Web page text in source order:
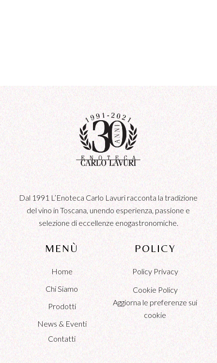
Dal 1991 L’Enoteca Carlo Lavuri racconta la tradizione
del vino in Toscana, unendo esperienza, passione e
selezione di eccellenze enogastronomiche.
MENÙ
Home
Chi Siamo
Prodotti
News & Eventi
Contatti
POLICY
Policy Privacy
Cookie Policy
Aggiorna le preferenze sui
cookie